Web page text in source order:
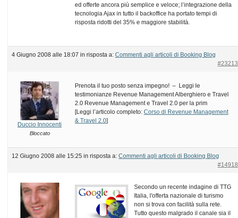
ed offerte ancora più semplice e veloce; l’integrazione della
tecnologia Ajax in tutto il backoffice ha portato tempi di
risposta ridotti del 35% e maggiore stabilità.
4 Giugno 2008 alle 18:07 in risposta a: Commenti agli articoli di Booking Blog
#23213
Duccio Innocenti
Bloccato
Prenota il tuo posto senza impegno! – Leggi le
testimonianze Revenue Management Alberghiero e Travel
2.0 Revenue Management e Travel 2.0 per la prim
[Leggi l’articolo completo: Corso di Revenue Management
& Travel 2.0]
12 Giugno 2008 alle 15:25 in risposta a: Commenti agli articoli di Booking Blog
#14918
Secondo un recente indagine di TTG
Italia, l'offerta nazionale di turismo
non si trova con facilità sulla rete.
Tutto questo malgrado il canale sia il